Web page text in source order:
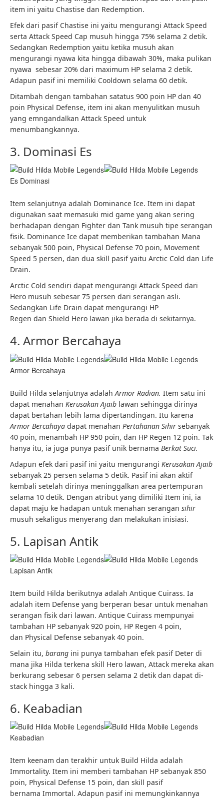
item ini yaitu Chastise dan Redemption.
Efek dari pasif Chastise ini yaitu mengurangi Attack Speed
serta Attack Speed Cap musuh hingga 75% selama 2 detik.
Sedangkan Redemption yaitu ketika musuh akan
mengurangi nyawa kita hingga dibawah 30%, maka pulikan
nyawa sebesar 20% dari maximum HP selama 2 detik.
Adapun pasif ini memiliki Cooldown selama 60 detik.
Ditambah dengan tambahan satatus 900 poin HP dan 40
poin Physical Defense, item ini akan menyulitkan musuh
yang emngandalkan Attack Speed untuk
menumbangkannya.
3. Dominasi Es
Es Dominasi
Item selanjutnya adalah Dominance Ice. Item ini dapat
digunakan saat memasuki mid game yang akan sering
berhadapan dengan Fighter dan Tank musuh tipe serangan
fisik. Dominance Ice dapat memberikan tambahan Mana
sebanyak 500 poin, Physical Defense 70 poin, Movement
Speed 5 persen, dan dua skill pasif yaitu Arctic Cold dan Life
Drain.
Arctic Cold sendiri dapat mengurangi Attack Speed dari
Hero musuh sebesar 75 persen dari serangan asli.
Sedangkan Life Drain dapat mengurangi HP
Regen dan Shield Hero lawan jika berada di sekitarnya.
4. Armor Bercahaya
Armor Bercahaya
Build Hilda selanjutnya adalah Armor Radian. Item satu ini
dapat menahan Kerusakan Ajaib lawan sehingga dirinya
dapat bertahan lebih lama dipertandingan. Itu karena
Armor Bercahaya dapat menahan Pertahanan Sihir sebanyak
40 poin, menambah HP 950 poin, dan HP Regen 12 poin. Tak
hanya itu, ia juga punya pasif unik bernama Berkat Suci.
Adapun efek dari pasif ini yaitu mengurangi Kerusakan Ajaib
sebanyak 25 persen selama 5 detik. Pasif ini akan aktif
kembali setelah dirinya meninggalkan area pertempuran
selama 10 detik. Dengan atribut yang dimiliki Item ini, ia
dapat maju ke hadapan untuk menahan serangan sihir
musuh sekaligus menyerang dan melakukan inisiasi.
5. Lapisan Antik
Lapisan Antik
Item build Hilda berikutnya adalah Antique Cuirass. Ia
adalah item Defense yang berperan besar untuk menahan
serangan fisik dari lawan. Antique Cuirass mempunyai
tambahan HP sebanyak 920 poin, HP Regen 4 poin,
dan Physical Defense sebanyak 40 poin.
Selain itu, barang ini punya tambahan efek pasif Deter di
mana jika Hilda terkena skill Hero lawan, Attack mereka akan
berkurang sebesar 6 persen selama 2 detik dan dapat di-
stack hingga 3 kali.
6. Keabadian
Keabadian
Item keenam dan terakhir untuk Build Hilda adalah
Immortality. Item ini memberi tambahan HP sebanyak 850
poin, Physical Defense 15 poin, dan skill pasif
bernama Immortal. Adapun pasif ini memungkinkannya